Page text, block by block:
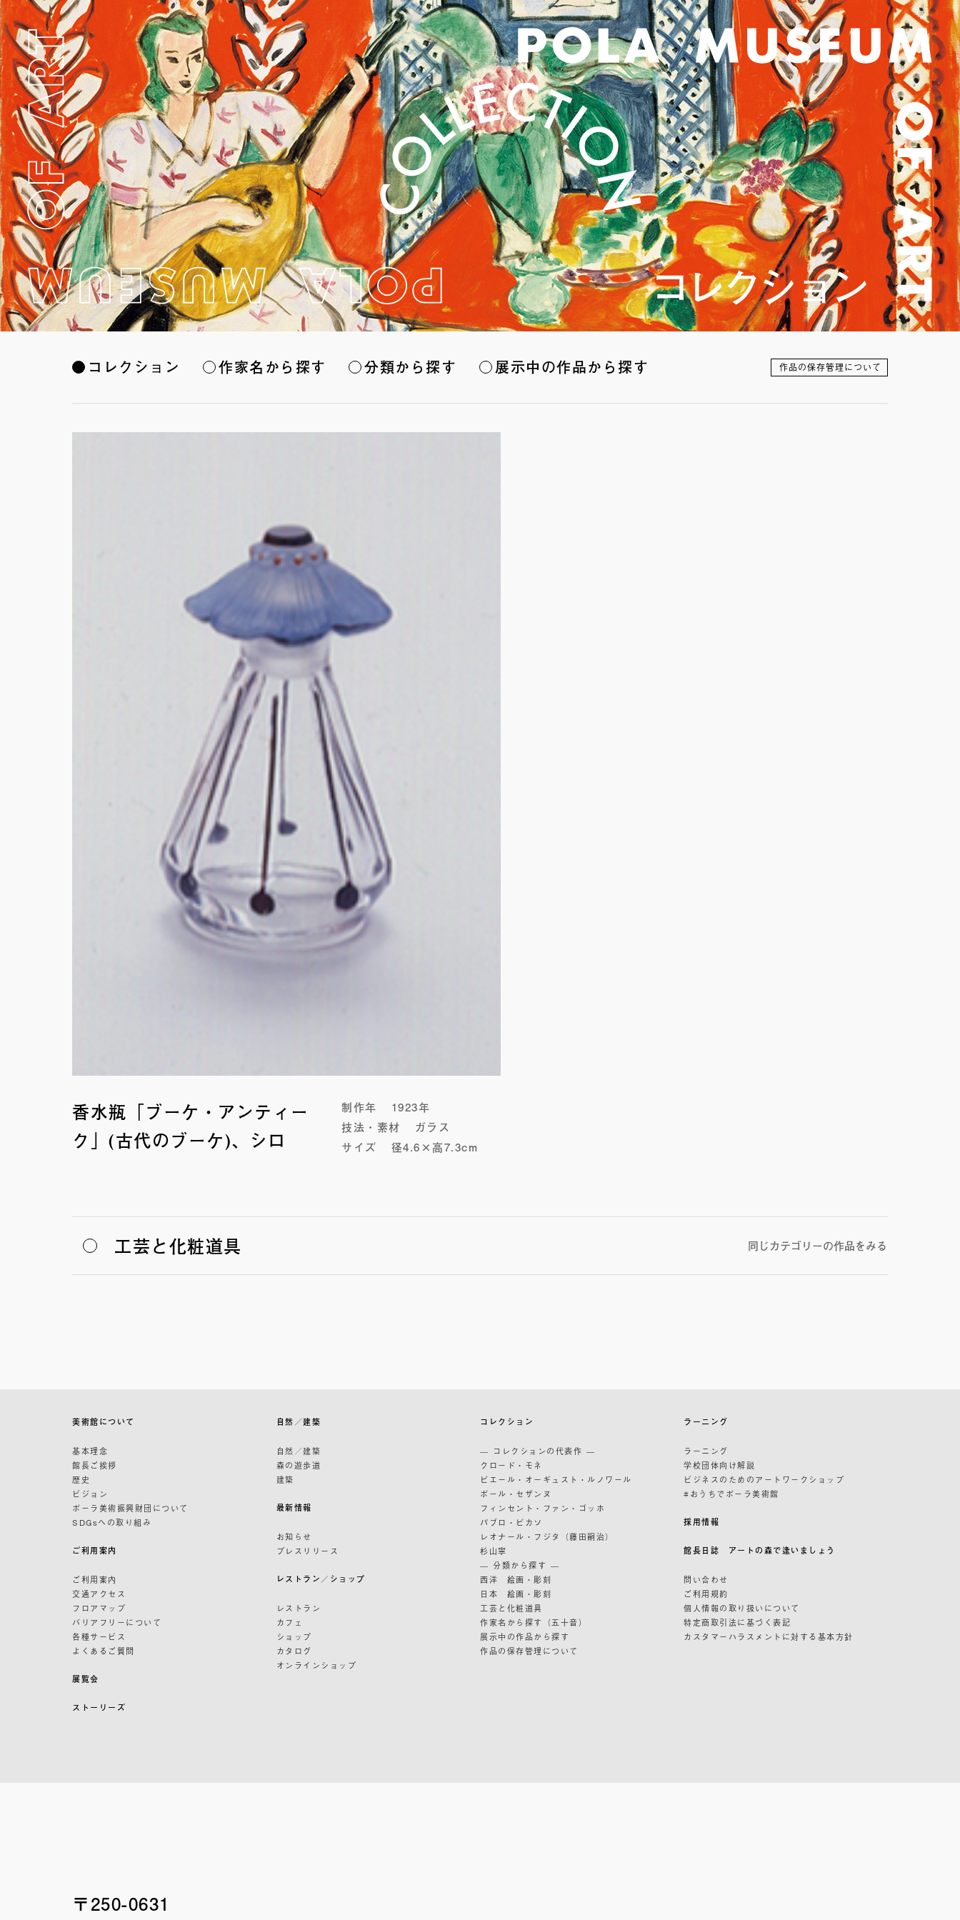
コレクション 作家名から探す 分類から探す 展示中の作品から探す 作品の保存管理について
香水瓶「ブーケ・アンティー
ク」(古代のブーケ)、シロ
制作年
1923年
技法・素材
ガラス
サイズ
径4.6×高7.3cm
工芸と化粧道具 同じカテゴリーの作品をみる
美術館について
基本理念
館長ご挨拶
歴史
ビジョン
ポーラ美術振興財団について
SDGsへの取り組み
ご利用案内
ご利用案内
交通アクセス
フロアマップ
バリアフリーについて
各種サービス
よくあるご質問
展覧会
ストーリーズ
自然／建築
自然／建築
森の遊歩道
建築
最新情報
お知らせ
プレスリリース
レストラン／ショップ
レストラン
カフェ
ショップ
カタログ
オンラインショップ
コレクション
— コレクションの代表作 —
クロード・モネ
ピエール・オーギュスト・ルノワール
ポール・セザンヌ
フィンセント・ファン・ゴッホ
パブロ・ピカソ
レオナール・フジタ（藤田嗣治）
杉山寧
— 分類から探す —
西洋 絵画・彫刻
日本 絵画・彫刻
工芸と化粧道具
作家名から探す（五十音）
展示中の作品から探す
作品の保存管理について
ラーニング
ラーニング
学校団体向け解説
ビジネスのためのアートワークショップ
#おうちでポーラ美術館
採用情報
館長日誌 アートの森で逢いましょう
問い合わせ
ご利用規約
個人情報の取り扱いについて
特定商取引法に基づく表記
カスタマーハラスメントに対する基本方針
〒250-0631